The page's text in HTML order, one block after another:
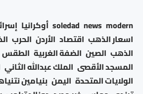
modern
news
soledad أوكرانيا
اسعار الذهب اقتصاد الأردن الحرب
الذهب الصين الضفة الغربية الطقس
المسجد الأقصى الملك عبدالله الثاني
الولايات المتحدة اليمن بنيامين